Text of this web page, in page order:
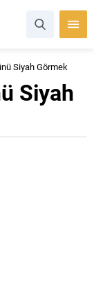
Siyah Görmek
Siyah